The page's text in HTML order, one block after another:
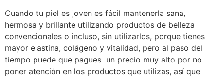
Cuando tu piel es joven es fácil mantenerla sana,
hermosa y brillante utilizando productos de belleza
convencionales o incluso, sin utilizarlos, porque tienes
mayor elastina, colágeno y vitalidad, pero al paso del
tiempo puede que pagues un precio muy alto por no
poner atención en los productos que utilizas, así que